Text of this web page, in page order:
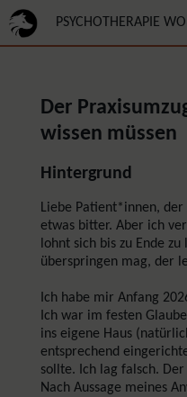
PSYCHOTHERAPIE
Der
wissen müssen
Hintergrund
Liebe Patient*innen, der
etwas bitter. Aber ich
lohnt sich bis zu Ende
überspringen mag, der
Ich habe mir Anfang
Ich war im festen
ins eigene Haus
entsprechend
sollte. Ich lag falsch.
Nach Aussage meines